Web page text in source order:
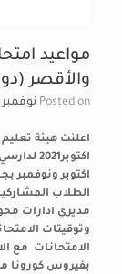
مواعيد
والأقصر (دورة
Posted on نوفمبر 25, 2021
اعلنت هيئة تعليم
اكتوبر ونوفمبر
الطلاب
مديري ادارات
وتوقيتات
الامتحانات مع
بفيروس كورونا